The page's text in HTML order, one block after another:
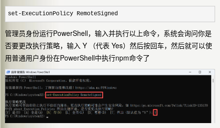
set-ExecutionPolicy RemoteSigned
管理员身份运行PowerShell，输入并执行以上命令， 系统会询问你是
否要更改执行策略，输入 Y （代表 Yes）然后按回车，然后就可以使
用普通用户身份在PowerShell中执行npm命令了